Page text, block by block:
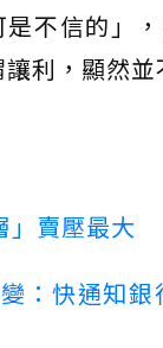
不信的」
利，顯然並
」賣壓最大
：快通知銀